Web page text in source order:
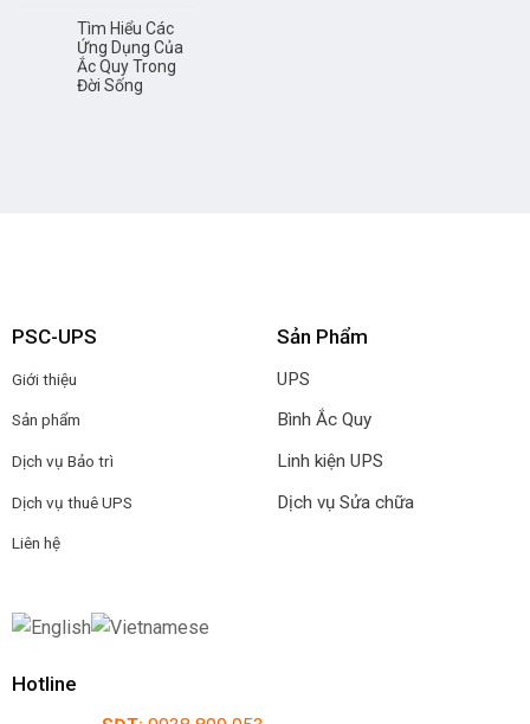
Tìm Hiểu Các
Ứng Dụng Của
Ắc Quy Trong
Đời Sống
PSC-UPS
Giới thiệu
Sản phẩm
Dịch vụ Bảo trì
Dịch vụ thuê UPS
Liên hệ
Sản Phẩm
UPS
Bình Ắc Quy
Linh kiện UPS
Dịch vụ Sửa chữa
Hotline